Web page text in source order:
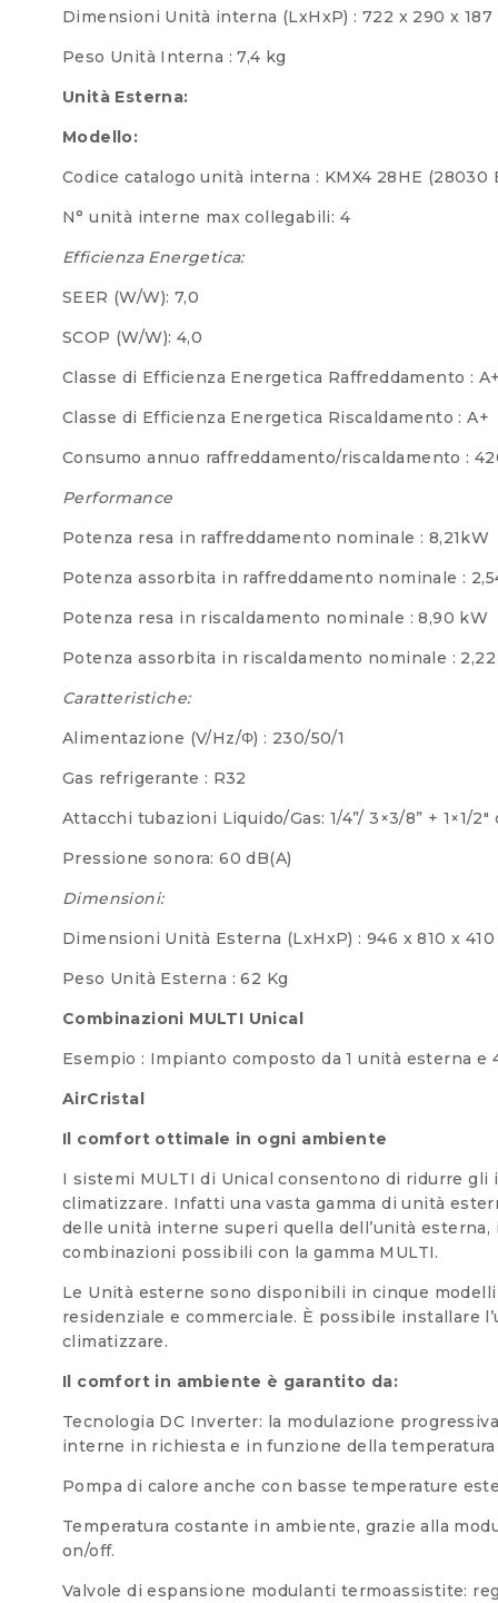
Dimensioni Unità interna (LxHxP) : 722 x 290 x 187
Peso Unità Interna : 7,4 kg
Unità Esterna:
Modello:
Codice catalogo unità interna : KMX4 28HE (28030
N° unità interne max collegabili: 4
Efficienza Energetica:
SEER (W/W): 7,0
SCOP (W/W): 4,0
Classe di Efficienza Energetica Raffreddamento :
Classe di Efficienza Energetica Riscaldamento : A+
Consumo annuo raffreddamento/riscaldamento :
Performance
Potenza resa in raffreddamento nominale : 8,21kW
Potenza assorbita in raffreddamento nominale :
Potenza resa in riscaldamento nominale : 8,90 kW
Potenza assorbita in riscaldamento nominale :
Caratteristiche:
Alimentazione (V/Hz/Φ) : 230/50/1
Gas refrigerante : R32
Attacchi tubazioni Liquido/Gas: 1/4”/ 3×3/8” + 1×1/2″
Pressione sonora: 60 dB(A)
Dimensioni:
Dimensioni Unità Esterna (LxHxP) : 946 x 810 x
Peso Unità Esterna : 62 Kg
Combinazioni MULTI Unical
Esempio : Impianto composto da 1 unità esterna e
AirCristal
Il comfort ottimale in ogni ambiente
I sistemi MULTI di Unical consentono di ridurre
climatizzare. Infatti una vasta gamma di unità
delle unità interne superi quella dell’unità
combinazioni possibili con la gamma MULTI.
Le Unità esterne sono disponibili in cinque
residenziale e commerciale. È possibile installare
climatizzare.
Il comfort in ambiente è garantito da:
Tecnologia DC Inverter: la modulazione
interne in richiesta e in funzione della
Pompa di calore anche con basse temperature
Temperatura costante in ambiente, grazie alla
on/off.
Valvole di espansione modulanti termoassistite: